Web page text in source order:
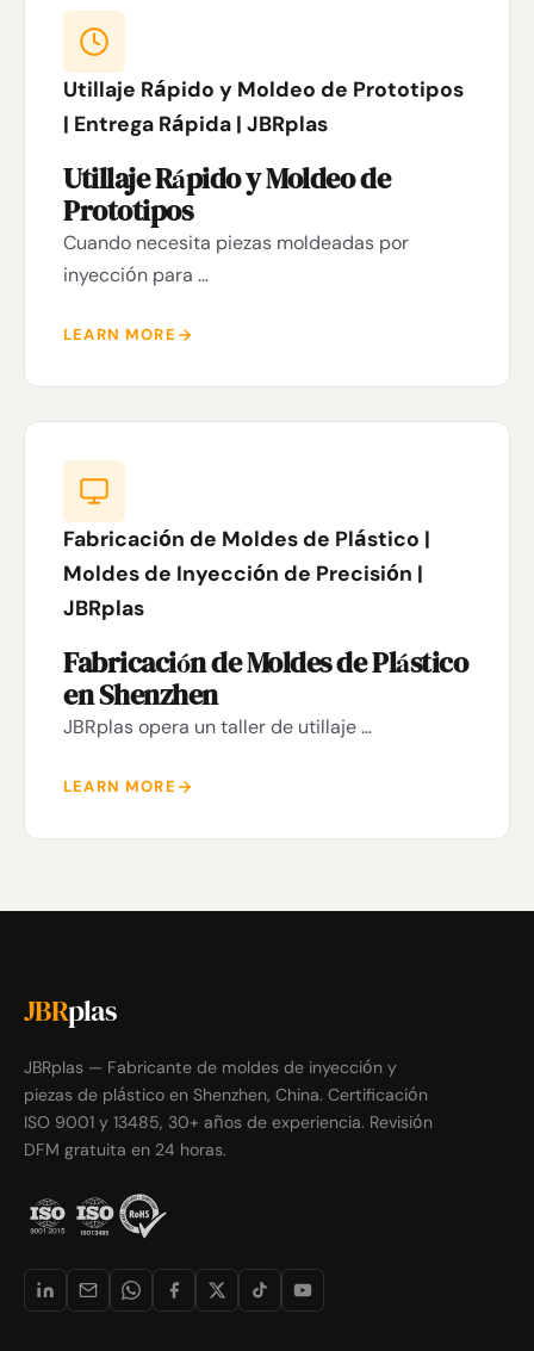
Utillaje Rápido y Moldeo de Prototipos
| Entrega Rápida | JBRplas
Utillaje Rápido y Moldeo de
Prototipos
Cuando necesita piezas moldeadas por
inyección para …
LEARN MORE
Fabricación de Moldes de Plástico |
Moldes de Inyección de Precisión |
JBRplas
Fabricación de Moldes de Plástico
en Shenzhen
JBRplas opera un taller de utillaje …
LEARN MORE
JBRplas
JBRplas — Fabricante de moldes de inyección y
piezas de plástico en Shenzhen, China. Certificación
ISO 9001 y 13485, 30+ años de experiencia. Revisión
DFM gratuita en 24 horas.